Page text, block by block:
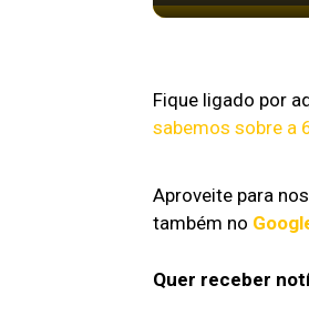
Fique ligado por
sabemos sobre a
Aproveite para
também no
Quer receber